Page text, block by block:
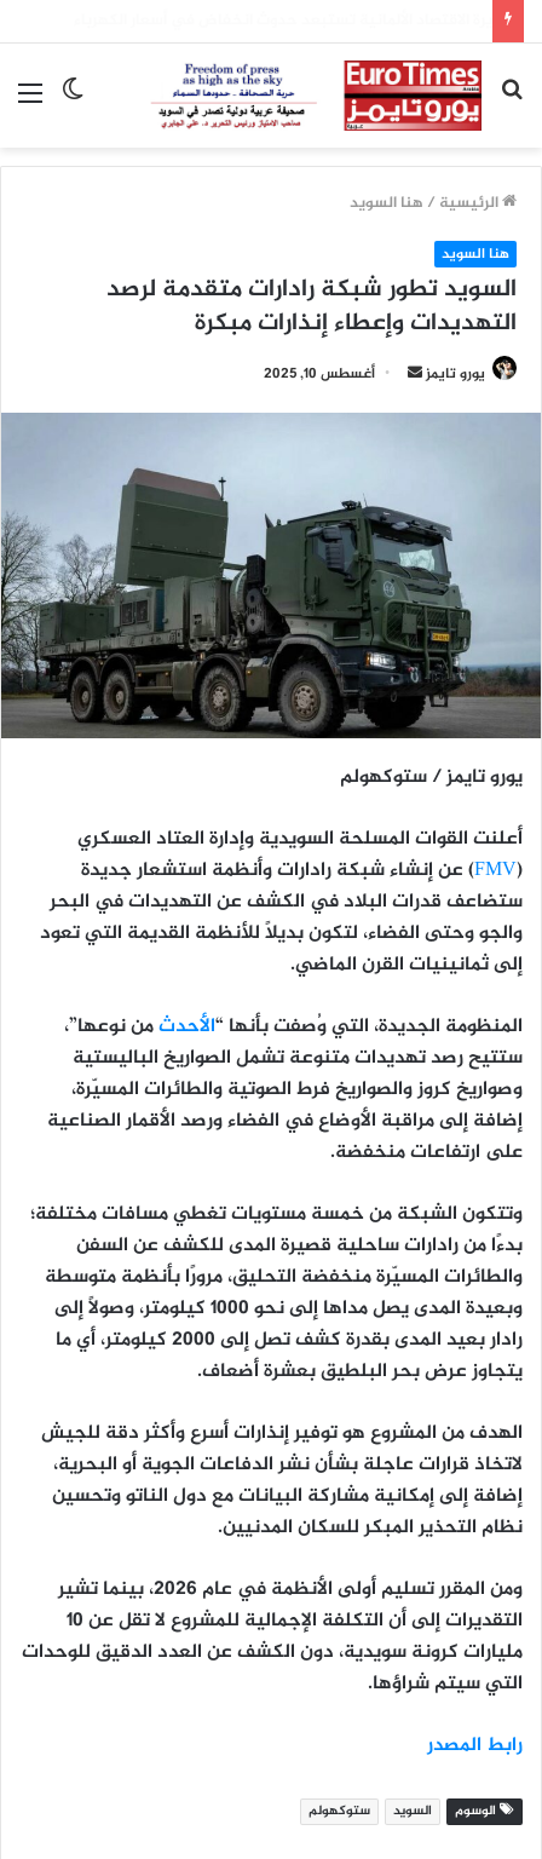
الوضع
بحث
عن
الرئيسية / هنا السويد
هنا السويد
السويد تطور شبكة رادارات متقدمة لرصد
التهديدات وإعطاء إنذارات مبكرة
يورو تايمز
أرسل أغسطس 10, 2025
يورو تايمز / ستوكهولم
أعلنت القوات المسلحة السويدية وإدارة العتاد العسكري
(
FMV) عن إنشاء شبكة رادارات وأنظمة استشعار جديدة
ستضاعف قدرات البلاد في الكشف عن التهديدات في البحر
والجو وحتى الفضاء، لتكون بديلاً للأنظمة القديمة التي تعود
إلى ثمانينيات القرن الماضي.
المنظومة الجديدة، التي وُصفت بأنها “الأحدثمن نوعها”،
ستتيح رصد تهديدات متنوعة تشمل الصواريخ الباليستية
وصواريخ كروز والصواريخ فرط الصوتية والطائرات المسيّرة،
إضافة إلى مراقبة الأوضاع في الفضاء ورصد الأقمار الصناعية
على ارتفاعات منخفضة.
وتتكون الشبكة من خمسة مستويات تغطي مسافات مختلفة؛
بدءًا من رادارات ساحلية قصيرة المدى للكشف عن السفن
والطائرات المسيّرة منخفضة التحليق، مرورًا بأنظمة متوسطة
وبعيدة المدى يصل مداها إلى نحو 1000 كيلومتر، وصولًا إلى
رادار بعيد المدى بقدرة كشف تصل إلى 2000 كيلومتر، أي ما
يتجاوز عرض بحر البلطيق بعشرة أضعاف.
الهدف من المشروع هو توفير إنذارات أسرع وأكثر دقة للجيش
لاتخاذ قرارات عاجلة بشأن نشر الدفاعات الجوية أو البحرية،
إضافة إلى إمكانية مشاركة البيانات مع دول الناتو وتحسين
نظام التحذير المبكر للسكان المدنيين.
ومن المقرر تسليم أولى الأنظمة في عام 2026، بينما تشير
التقديرات إلى أن التكلفة الإجمالية للمشروع لا تقل عن 10
مليارات كرونة سويدية، دون الكشف عن العدد الدقيق للوحدات
التي سيتم شراؤها.
رابط المصدر
الوسوم السويد ستوكهولم